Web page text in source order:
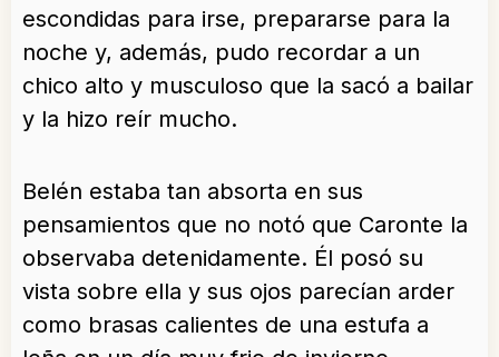
escondidas para irse, prepararse para la
noche y, además, pudo recordar a un
chico alto y musculoso que la sacó a bailar
y la hizo reír mucho.
Belén estaba tan absorta en sus
pensamientos que no notó que Caronte la
observaba detenidamente. Él posó su
vista sobre ella y sus ojos parecían arder
como brasas calientes de una estufa a